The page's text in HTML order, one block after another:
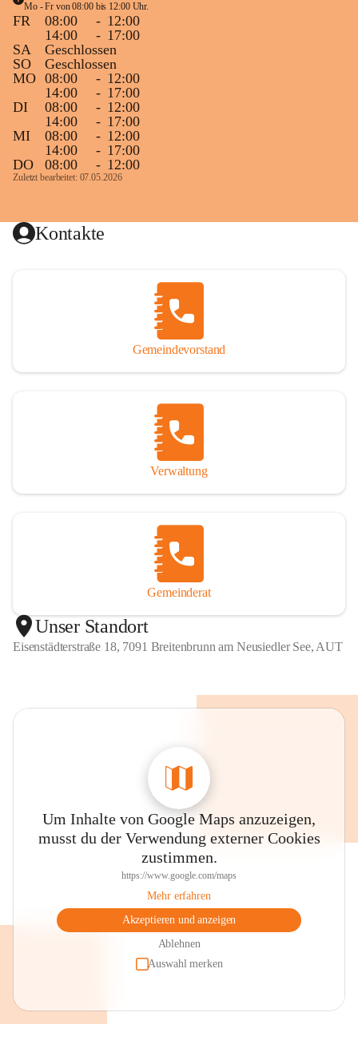
Mo - Fr von 08:00 bis 12:00 Uhr.
FR 08:00 - 12:00
14:00
- 17:00
SA
Geschlossen
SO
Geschlossen
MO 08:00 - 12:00
14:00
- 17:00
DI
08:00 - 12:00
14:00
- 17:00
MI
08:00 - 12:00
14:00
- 17:00
DO
08:00 - 12:00
Zuletzt bearbeitet: 07.05.2026
Kontakte
Gemeindevorstand
Verwaltung
Gemeinderat
Unser Standort
Eisenstädterstraße 18, 7091 Breitenbrunn am Neusiedler See, AUT
Um Inhalte von Google Maps anzuzeigen,
musst du der Verwendung externer Cookies
zustimmen.
https://www.google.com/maps
Mehr erfahren
Akzeptieren und anzeigen
Ablehnen
Auswahl merken